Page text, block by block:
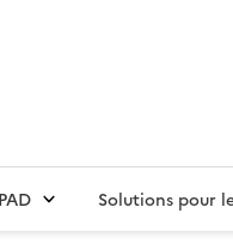
Solutions pour